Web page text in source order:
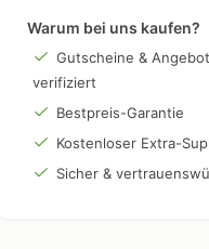
Warum bei uns kaufen?
Gutscheine &
verifiziert
Bestpreis-Garantie
Kostenloser Extra-
Sicher &